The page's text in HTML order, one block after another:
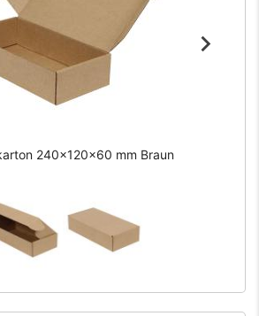
240x120x60 mm Braun